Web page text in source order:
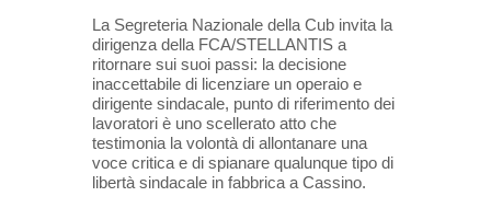
La Segreteria Nazionale della Cub invita la
dirigenza della FCA/STELLANTIS a
ritornare sui suoi passi: la decisione
inaccettabile di licenziare un operaio e
dirigente sindacale, punto di riferimento dei
lavoratori è uno scellerato atto che
testimonia la volontà di allontanare una
voce critica e di spianare qualunque tipo di
libertà sindacale in fabbrica a Cassino.